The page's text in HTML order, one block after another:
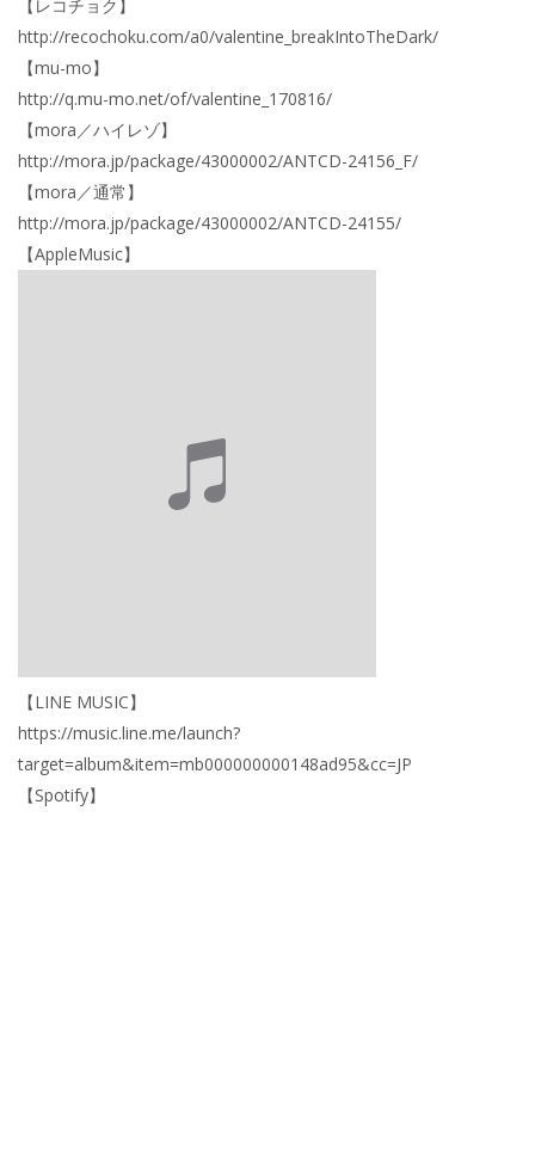
【レコチョク】
http://recochoku.com/a0/valentine_breakIntoTheDark/
【mu-mo】
http://q.mu-mo.net/of/valentine_170816/
【mora／ハイレゾ】
http://mora.jp/package/43000002/ANTCD-24156_F/
【mora／通常】
http://mora.jp/package/43000002/ANTCD-24155/
【AppleMusic】
【LINE MUSIC】
https://music.line.me/launch?
target=album&item=mb000000000148ad95&cc=JP
【Spotify】